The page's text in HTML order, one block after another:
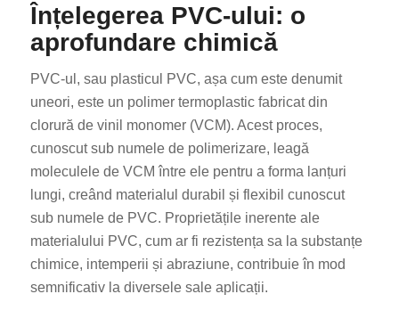
Înțelegerea PVC-ului: o
aprofundare chimică
PVC-ul, sau plasticul PVC, așa cum este denumit
uneori, este un polimer termoplastic fabricat din
clorură de vinil monomer (VCM). Acest proces,
cunoscut sub numele de polimerizare, leagă
moleculele de VCM între ele pentru a forma lanțuri
lungi, creând materialul durabil și flexibil cunoscut
sub numele de PVC. Proprietățile inerente ale
materialului PVC, cum ar fi rezistența sa la substanțe
chimice, intemperii și abraziune, contribuie în mod
semnificativ la diversele sale aplicații.